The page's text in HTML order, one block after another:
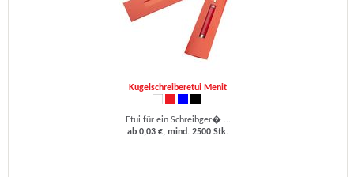
Kugelschreiberetui Menit
Etui für ein Schreibger� ...
ab 0,03 €, mind. 2500 Stk.